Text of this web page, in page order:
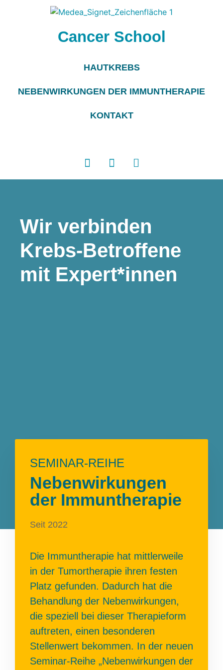
Cancer School
HAUTKREBS
NEBENWIRKUNGEN DER IMMUNTHERAPIE
KONTAKT
Wir verbinden
Krebs-Betroffene
mit Expert*innen
SEMINAR-REIHE
Nebenwirkungen
der Immuntherapie
Seit 2022
Die Immuntherapie hat mittlerweile
in der Tumortherapie ihren festen
Platz gefunden. Dadurch hat die
Behandlung der Nebenwirkungen,
die speziell bei dieser Therapieform
auftreten, einen besonderen
Stellenwert bekommen. In der neuen
Seminar-Reihe „Nebenwirkungen der